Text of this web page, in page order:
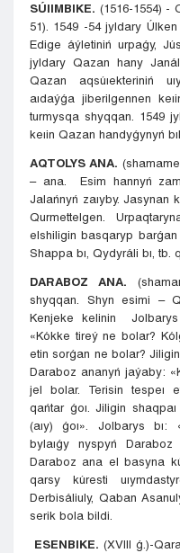
SÚIIMBIKE. (1516-1554) -
51). 1549 -54 jyldary
Edige áýletiniń urpaǵy,
jyldary Qazan hany
Qazan aqsúıekteriniń
aıdaýǵa jiberilgennen
turmysqa shyqqan. 1549
keıin Qazan handyǵynyń
AQTOLYS ANA.
– ana. Esim hannyń
Jalańnyń zaıyby. Jasynan
Qurmettelgen.
elshiligin basqaryp barǵan
Shappa bı, Qydyráli bı, tb.
DARABOZ ANA.
shyqqan. Shyn esimi –
Kenjeke kelinin Jolbarys
«Kókke tireý ne bolar?
etin sorǵan ne bolar?
Daraboz ananyń jaýaby:
jel bolar. Terisin tespeı
qańtar ǵoı. Jiligin
(aıy) ǵoı». Jolbarys bı:
bylaıǵy nyspyń
Daraboz ana el basyna
qarsy kúresti
Derbisáliuly, Qaban
serik bola bildi.
ESENBIKE. (XVIII ǵ.)-